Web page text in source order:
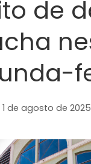
de
1 de agosto de 2025